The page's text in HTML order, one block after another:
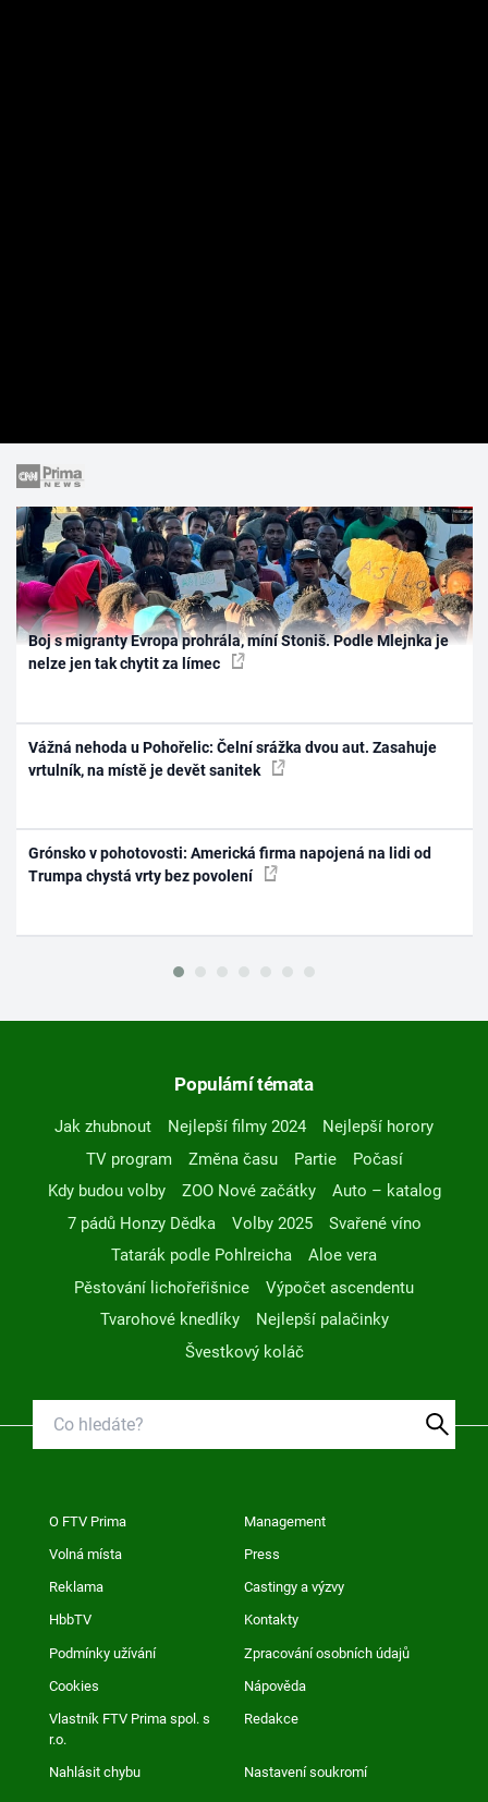
Boj s migranty Evropa prohrála, míní Stoniš. Podle Mlejnka je
nelze jen tak chytit za límec
Vážná nehoda u Pohořelic: Čelní srážka dvou aut. Zasahuje
vrtulník, na místě je devět sanitek
Grónsko v pohotovosti: Americká firma napojená na lidi od
Trumpa chystá vrty bez povolení
Populární témata
Jak zhubnout Nejlepší filmy 2024
Nejlepší horory
TV program
Změna času Partie
Počasí
Kdy budou volby
ZOO Nové začátky
Auto – katalog
7 pádů Honzy Dědka
Volby 2025
Svařené víno
Tatarák podle Pohlreicha
Aloe vera
Pěstování lichořeřišnice
Výpočet ascendentu
Tvarohové knedlíky
Nejlepší palačinky
Švestkový koláč
O FTV Prima Management
Volná místa Press
Reklama Castingy a výzvy
HbbTV Kontakty
Podmínky užívání Zpracování osobních údajů
Cookies Nápověda
Vlastník FTV Prima spol. s
r.o.
Redakce
Nahlásit chybu Nastavení soukromí